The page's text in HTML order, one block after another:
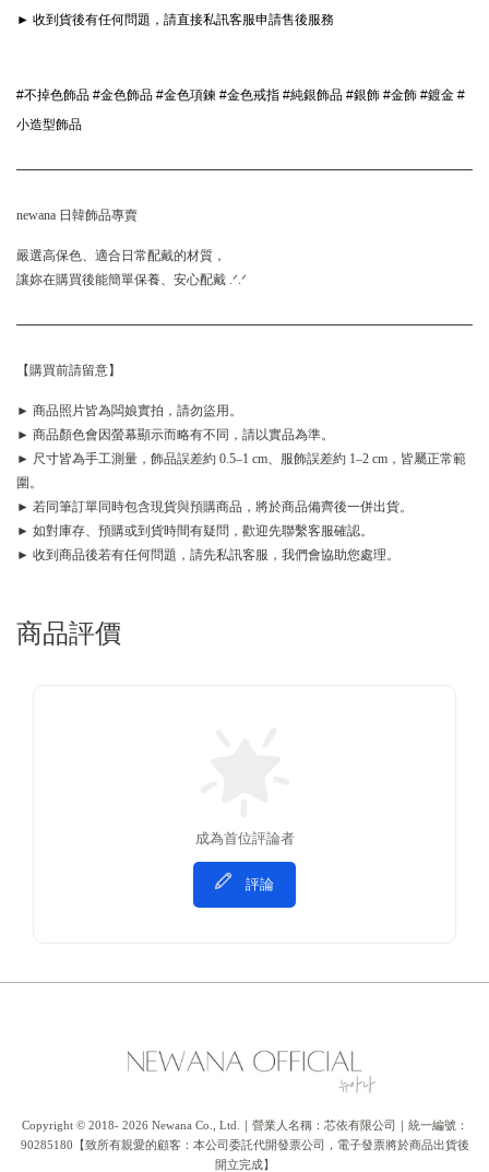
► 收到貨後有任何問題，請直接私訊客服申請售後服務
#不掉色飾品 #金色飾品 #金色項鍊 #金色戒指 #純銀飾品 #銀飾 #金飾 #鍍金 #
小造型飾品
newana 日韓飾品專賣
嚴選高保色、適合日常配戴的材質，
讓妳在購買後能簡單保養、安心配戴 .ᐟ.ᐟ
【購買前請留意】
► 商品照片皆為闆娘實拍，請勿盜用。
► 商品顏色會因螢幕顯示而略有不同，請以實品為準。
► 尺寸皆為手工測量，飾品誤差約 0.5–1 cm、服飾誤差約 1–2 cm，皆屬正常範
圍。
► 若同筆訂單同時包含現貨與預購商品，將於商品備齊後一併出貨。
► 如對庫存、預購或到貨時間有疑問，歡迎先聯繫客服確認。
► 收到商品後若有任何問題，請先私訊客服，我們會協助您處理。
商品評價
成為首位評論者
評論
Copyright © 2018- 2026 Newana Co., Ltd.｜營業人名稱：芯依有限公司｜統一編號：
90285180【致所有親愛的顧客：本公司委託代開發票公司，電子發票將於商品出貨後
開立完成】